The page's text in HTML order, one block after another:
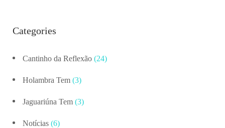
Categories
Cantinho da Reflexão (24)
Holambra Tem (3)
Jaguariúna Tem (3)
Notícias (6)